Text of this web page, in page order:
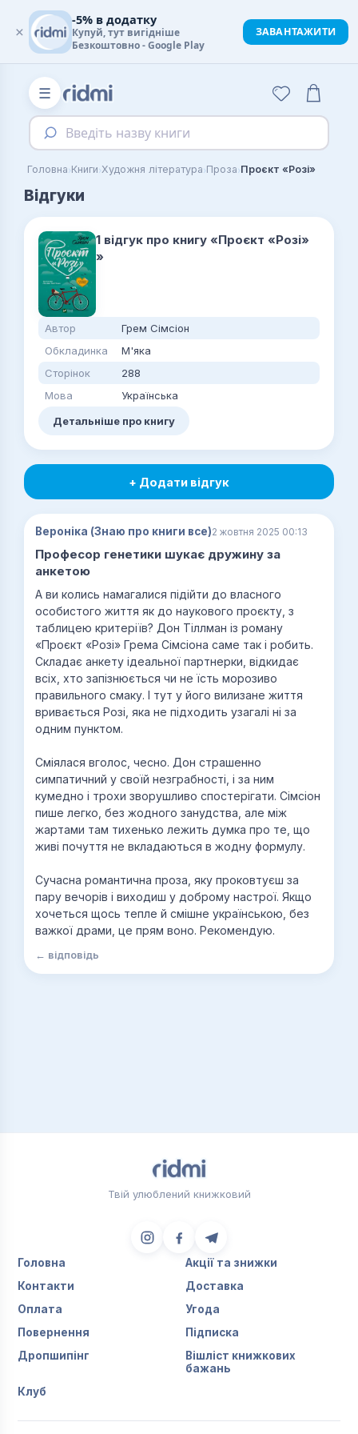
☰
Введіть назву книги
Головна›Книги›Художня література›Проза›Проєкт «Розі»
Відгуки
1 відгук про книгу «Проєкт «Розі»
»
Автор
Грем Сімсіон
Обкладинка
М'яка
Сторінок
288
Мова
Українська
Детальніше про книгу
+ Додати відгук
Вероніка (Знаю про книги все)2 жовтня 2025 00:13
Професор генетики шукає дружину за
анкетою
А ви колись намагалися підійти до власного
особистого життя як до наукового проєкту, з
таблицею критеріїв? Дон Тіллман із роману
«Проєкт «Розі» Грема Сімсіона саме так і робить.
Складає анкету ідеальної партнерки, відкидає
всіх, хто запізнюється чи не їсть морозиво
правильного смаку. І тут у його вилизане життя
вривається Розі, яка не підходить узагалі ні за
одним пунктом.
Сміялася вголос, чесно. Дон страшенно
симпатичний у своїй незграбності, і за ним
кумедно і трохи зворушливо спостерігати. Сімсіон
пише легко, без жодного занудства, але між
жартами там тихенько лежить думка про те, що
живі почуття не вкладаються в жодну формулу.
Сучасна романтична проза, яку проковтуєш за
пару вечорів і виходиш у доброму настрої. Якщо
хочеться щось тепле й смішне українською, без
важкої драми, це прям воно. Рекомендую.
← відповідь
Твій улюблений книжковий
Головна
Акції та знижки
Контакти
Доставка
Оплата
Угода
Повернення
Підписка
Дропшипінг
Вішліст книжкових
бажань
Клуб
×
-5% в додатку
Купуй, тут вигідніше
Безкоштовно - Google Play
ЗАВАНТАЖИТИ